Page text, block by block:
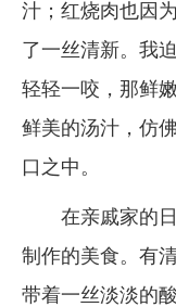
汁；红烧肉也因
了一丝清新。我
轻轻一咬，那鲜
鲜美的汤汁，仿
口之中。
在亲戚家的
制作的美食。有
带着一丝淡淡的